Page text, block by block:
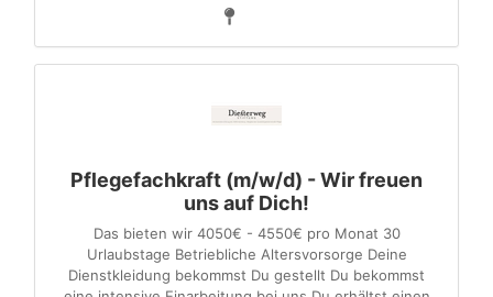
Pflegefachkraft (m/w/d) - Wir freuen
uns auf Dich!
Das bieten wir 4050€ - 4550€ pro Monat 30
Urlaubstage Betriebliche Altersvorsorge Deine
Dienstkleidung bekommst Du gestellt Du bekommst